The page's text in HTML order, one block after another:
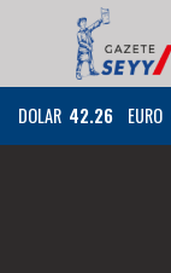
DOLAR 42.26 EURO